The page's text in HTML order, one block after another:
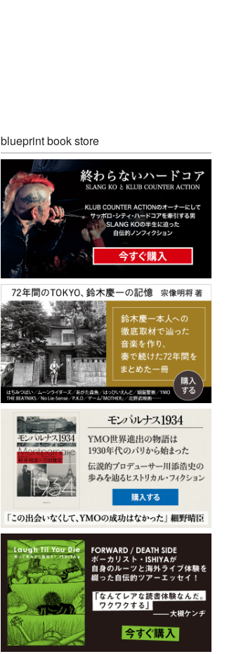
blueprint book store